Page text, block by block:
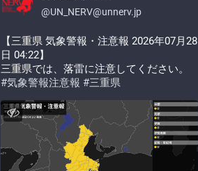
@UN_NERV@unnerv.jp
【三重県 気象警報・注意報 2026年07月28
日 04:22】
三重県では、落雷に注意してください。
#気象警報注意報 #三重県